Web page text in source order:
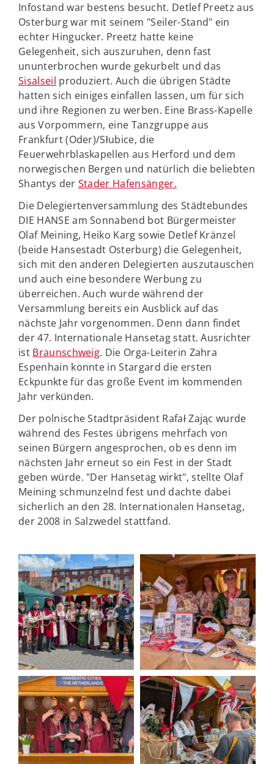
Infostand war bestens besucht. Detlef Preetz aus
Osterburg war mit seinem "Seiler-Stand" ein
echter Hingucker. Preetz hatte keine
Gelegenheit, sich auszuruhen, denn fast
ununterbrochen wurde gekurbelt und das
Sisalseil produziert. Auch die übrigen Städte
hatten sich einiges einfallen lassen, um für sich
und ihre Regionen zu werben. Eine Brass-Kapelle
aus Vorpommern, eine Tanzgruppe aus
Frankfurt (Oder)/Słubice, die
Feuerwehrblaskapellen aus Herford und dem
norwegischen Bergen und natürlich die beliebten
Shantys der Stader Hafensänger.
Die Delegiertenversammlung des Städtebundes
DIE HANSE am Sonnabend bot Bürgermeister
Olaf Meining, Heiko Karg sowie Detlef Kränzel
(beide Hansestadt Osterburg) die Gelegenheit,
sich mit den anderen Delegierten auszutauschen
und auch eine besondere Werbung zu
überreichen. Auch wurde während der
Versammlung bereits ein Ausblick auf das
nächste Jahr vorgenommen. Denn dann findet
der 47. Internationale Hansetag statt. Ausrichter
ist Braunschweig. Die Orga-Leiterin Zahra
Espenhain konnte in Stargard die ersten
Eckpunkte für das große Event im kommenden
Jahr verkünden.
Der polnische Stadtpräsident Rafał Zając wurde
während des Festes übrigens mehrfach von
seinen Bürgern angesprochen, ob es denn im
nächsten Jahr erneut so ein Fest in der Stadt
geben würde. "Der Hansetag wirkt", stellte Olaf
Meining schmunzelnd fest und dachte dabei
sicherlich an den 28. Internationalen Hansetag,
der 2008 in Salzwedel stattfand.